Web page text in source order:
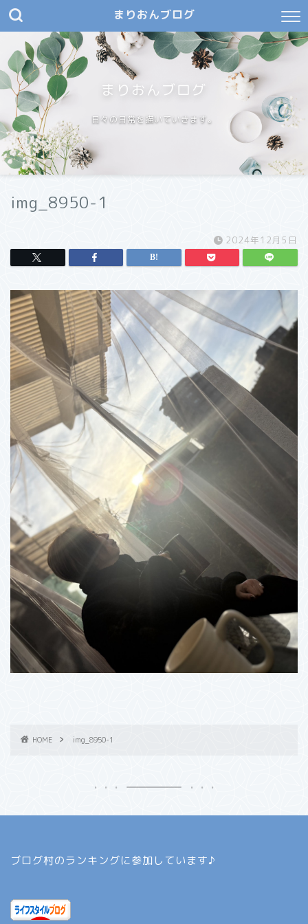
まりおんブログ
まりおんブログ
日々の日常を描いていきます。
img_8950-1
2024年12月5日
HOME img_8950-1
ブログ村のランキングに参加しています♪